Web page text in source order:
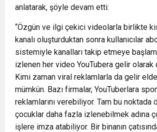
anlatarak, şöyle devam etti:
“Özgün ve ilgi çekici videolarla birlikte
kanalı oluşturduktan sonra kullanıcılar
sistemiyle kanalları takip etmeye
izlenen her video YouTubera gelir olarak
Kimi zaman viral reklamlarla da gelir
mümkün. Bazı firmalar, YouTuberlara
reklamlarını verebiliyor. Tam bu noktada
çocuklar daha fazla izlenebilmek adına
işlere imza atabiliyor. Bir binanın